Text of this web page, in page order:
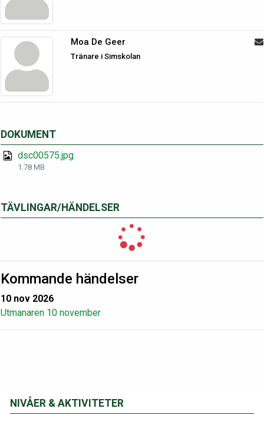
Moa De Geer
Tränare i Simskolan
DOKUMENT
dsc00575.jpg
1.78 MB
TÄVLINGAR/HÄNDELSER
Kommande händelser
10 nov 2026
Utmanaren 10 november
NIVÅER & AKTIVITETER